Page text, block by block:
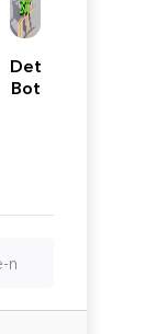
Detective
Bot